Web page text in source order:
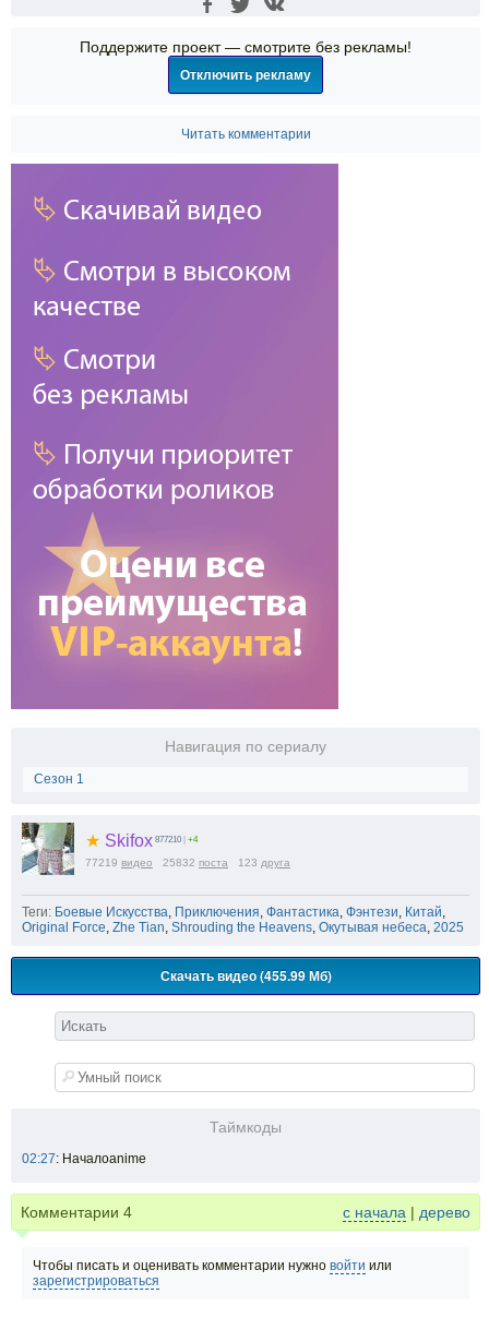
Поддержите проект — смотрите без рекламы!
Отключить рекламу
Читать комментарии
Навигация по сериалу
Сезон 1
★ Skifox 877210 | +4
77219 видео 25832 поста 123 друга
Теги: Боевые Искусства Приключения Фантастика Фэнтези Китай
Original Force Zhe Tian Shrouding the Heavens Окутывая небеса 2025
Скачать видео (455.99 Мб)
Таймкоды
02:27: Началоanime
Комментарии 4 с начала | дерево
Чтобы писать и оценивать комментарии нужно войти или
зарегистрироваться